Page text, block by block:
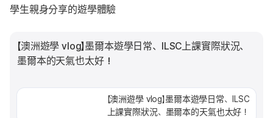
學生親身分享的遊學體驗
【澳洲遊學 vlog】墨爾本遊學日常、ILSC上課實際狀況、
墨爾本的天氣也太好！
【澳洲遊學 vlog】墨爾本遊學日常、ILSC
上課實際狀況、墨爾本的天氣也太好！